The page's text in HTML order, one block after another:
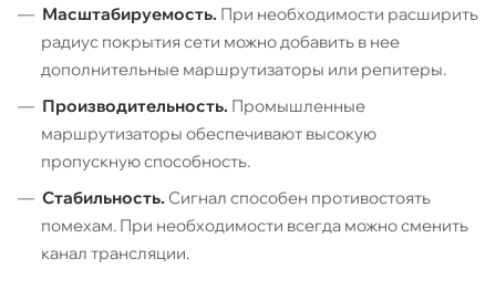
Масштабируемость. При необходимости расширить
радиус покрытия сети можно добавить в нее
дополнительные маршрутизаторы или репитеры.
Производительность. Промышленные
маршрутизаторы обеспечивают высокую
пропускную способность.
Стабильность. Сигнал способен противостоять
помехам. При необходимости всегда можно сменить
канал трансляции.